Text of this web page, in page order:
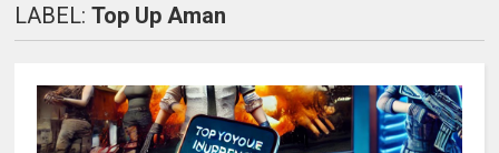
LABEL:Top Up Aman